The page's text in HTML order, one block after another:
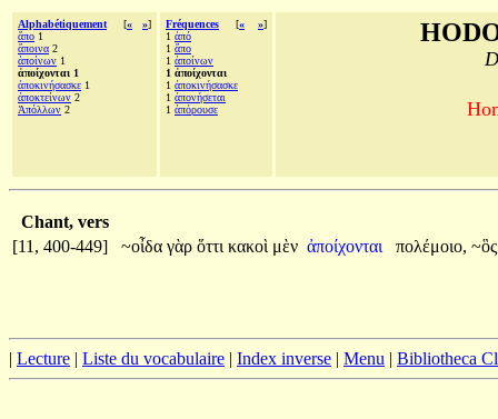
Alphabétiquement [« »]
ἄπο 1
ἄποινα 2
ἀποίνων 1
ἀποίχονται 1
ἀποκινήσασκε 1
ἀποκτείνων 2
Ἀπόλλων 2
Fréquences [« »]
1 ἀπό
1 ἄπο
1 ἀποίνων
1 ἀποίχονται
1 ἀποκινήσασκε
1 ἀπονήσεται
1 ἀπόρουσε
Chant, vers
[11, 400-449]
~οἶδα γὰρ ὅττι κακοὶ μὲν ἀποίχονται πολέμοιο,
| Lecture | Liste du vocabulaire | Index inverse | Menu | Bibliotheca